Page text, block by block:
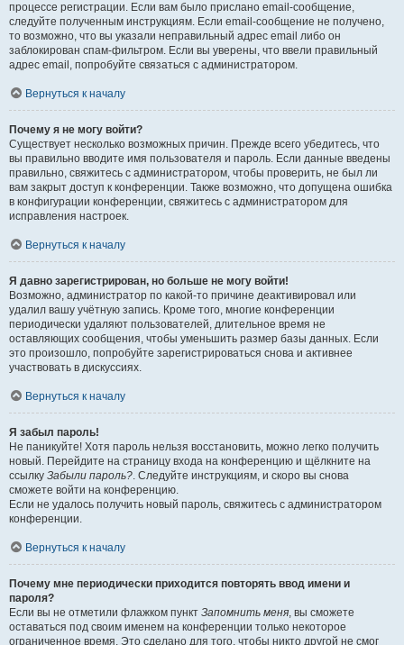
процессе регистрации. Если вам было прислано email-сообщение,
следуйте полученным инструкциям. Если email-сообщение не получено,
то возможно, что вы указали неправильный адрес email либо он
заблокирован спам-фильтром. Если вы уверены, что ввели правильный
адрес email, попробуйте связаться с администратором.
Вернуться к началу
Почему я не могу войти?
Существует несколько возможных причин. Прежде всего убедитесь, что
вы правильно вводите имя пользователя и пароль. Если данные введены
правильно, свяжитесь с администратором, чтобы проверить, не был ли
вам закрыт доступ к конференции. Также возможно, что допущена ошибка
в конфигурации конференции, свяжитесь с администратором для
исправления настроек.
Вернуться к началу
Я давно зарегистрирован, но больше не могу войти!
Возможно, администратор по какой-то причине деактивировал или
удалил вашу учётную запись. Кроме того, многие конференции
периодически удаляют пользователей, длительное время не
оставляющих сообщения, чтобы уменьшить размер базы данных. Если
это произошло, попробуйте зарегистрироваться снова и активнее
участвовать в дискуссиях.
Вернуться к началу
Я забыл пароль!
Не паникуйте! Хотя пароль нельзя восстановить, можно легко получить
новый. Перейдите на страницу входа на конференцию и щёлкните на
ссылку Забыли пароль?. Следуйте инструкциям, и скоро вы снова
сможете войти на конференцию.
Если не удалось получить новый пароль, свяжитесь с администратором
конференции.
Вернуться к началу
Почему мне периодически приходится повторять ввод имени и
пароля?
Если вы не отметили флажком пункт Запомнить меня, вы сможете
оставаться под своим именем на конференции только некоторое
ограниченное время. Это сделано для того, чтобы никто другой не смог